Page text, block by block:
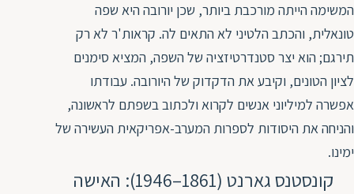
המשימה הייתה מורכבת ביותר, שכן יורובה היא שפה
טונאלית, והכתב הלטיני לא התאים לה. קראות'ר לא רק
תירגם; הוא יצר סטנדרטיזציה של השפה, המציא סימנים
לציון הטונים, וקיבע את הדקדוק של היורובה. עבודתו
אפשרה למיליוני אנשים לקרוא ולכתוב בשפתם לראשונה,
והניחה את היסודות לספרות המערב-אפריקאית העשירה של
ימינו.
קונסטנס גארנט (1861–1946): האישה